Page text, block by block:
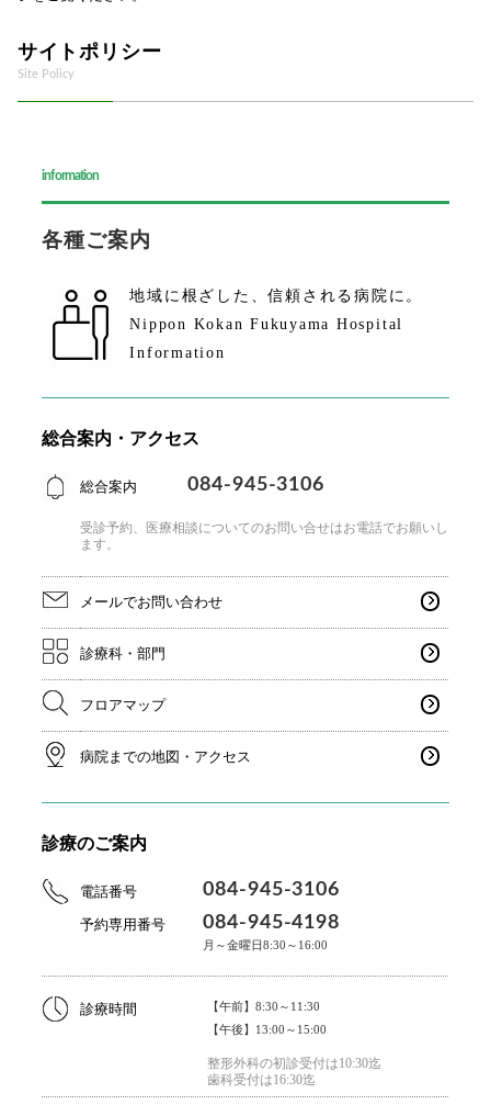
サイトポリシー
Site Policy
information
各種ご案内
地域に根ざした、信頼される病院に。
Nippon Kokan Fukuyama Hospital
Information
総合案内・アクセス
総合案内 084-945-3106
受診予約、医療相談についてのお問い合せはお電話でお願いし
ます。
メールでお問い合わせ
診療科・部門
フロアマップ
病院までの地図・アクセス
診療のご案内
電話番号 084-945-3106
予約専用番号 084-945-4198
月～金曜日8:30～16:00
診療時間
【午前】8:30～11:30
【午後】13:00～15:00
整形外科の初診受付は10:30迄
歯科受付は16:30迄